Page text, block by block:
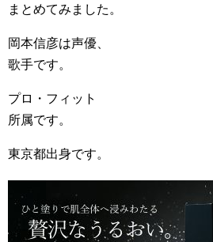
まとめてみました。
岡本信彦は声優、
歌手です。
プロ・フィット
所属です。
東京都出身です。